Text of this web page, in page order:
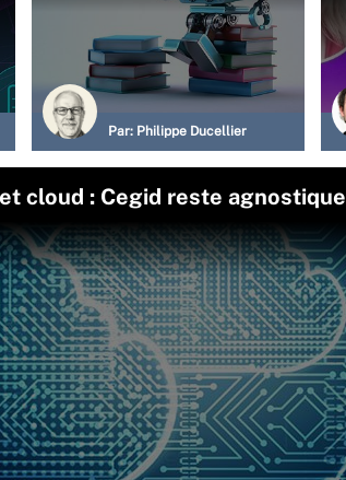
Par: Philippe Ducellier
cloud : Cegid reste agnostique